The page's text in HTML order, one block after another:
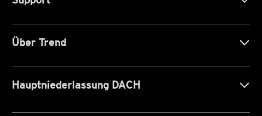
Über Trend
Hauptniederlassung DACH